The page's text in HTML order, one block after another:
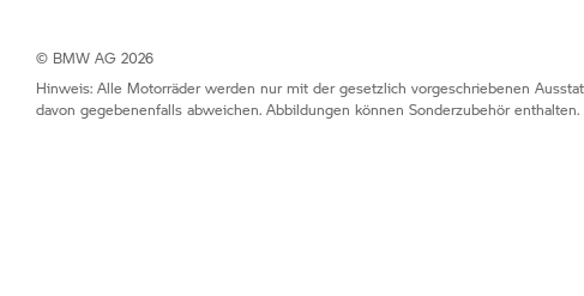
© BMW AG 2026
Hinweis: Alle Motorräder werden nur mit der gesetzlich vorgeschriebenen
davon gegebenenfalls abweichen. Abbildungen können Sonderzubehör enthalten.